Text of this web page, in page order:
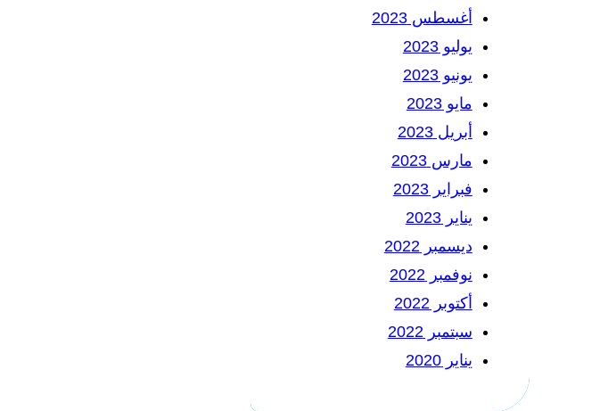
أغسطس 2023
يوليو 2023
يونيو 2023
مايو 2023
أبريل 2023
مارس 2023
فبراير 2023
يناير 2023
ديسمبر 2022
نوفمبر 2022
أكتوبر 2022
سبتمبر 2022
يناير 2020